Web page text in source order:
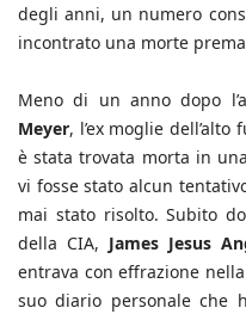
degli anni, un numero
incontrato una morte
Meno di un anno dopo
Meyer, l’ex moglie
è stata trovata morta in
vi fosse stato alcun
mai stato risolto. Subito
della CIA, James Jesus
entrava con effrazione
suo diario personale che